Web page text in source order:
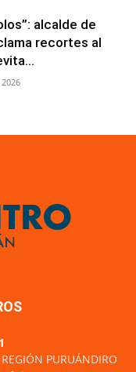
alcalde de
recortes al
PURUÁNDIRO